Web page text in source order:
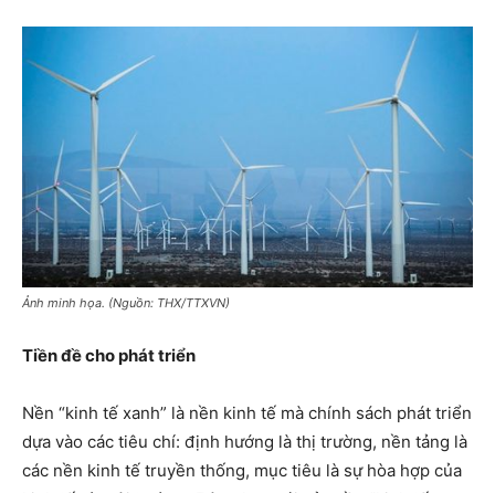
Ảnh minh họa. (Nguồn: THX/TTXVN)
Tiền đề cho phát triển
Nền “kinh tế xanh” là nền kinh tế mà chính sách phát triển
dựa vào các tiêu chí: định hướng là thị trường, nền tảng là
các nền kinh tế truyền thống, mục tiêu là sự hòa hợp của